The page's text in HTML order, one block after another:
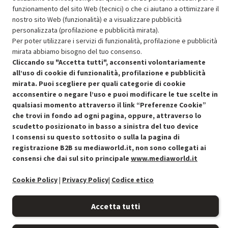
SCONTO RICONDIZIONATI
Approfitta dello sconto del 30% sul prodotto ricondizionato.
Condizioni generali di vendita
Cookie Policy
Preferenze cookie
Accessibilità
Recedere dal contratto qui
funzionamento del sito Web (tecnici) o che ci aiutano a ottimizzare il
nostro sito Web (funzionalità) e a visualizzare pubblicità
personalizzata (profilazione e pubblicità mirata).
Per poter utilizzare i servizi di funzionalità, profilazione e pubblicità
mirata abbiamo bisogno del tuo consenso.
Cliccando su "Accetta tutti", acconsenti volontariamente
all’uso di cookie di funzionalità, profilazione e pubblicità
mirata. Puoi scegliere per quali categorie di cookie
acconsentire o negare l’uso e puoi modificare le tue scelte in
qualsiasi momento attraverso il link “Preferenze Cookie”
che trovi in fondo ad ogni pagina, oppure, attraverso lo
scudetto posizionato in basso a sinistra del tuo device
I consensi su questo sottosito o sulla la pagina di
registrazione B2B su mediaworld.it, non sono collegati ai
consensi che dai sul sito principale www.mediaworld.it
Cookie Policy| Privacy Policy| Codice etico
Accetta tutti